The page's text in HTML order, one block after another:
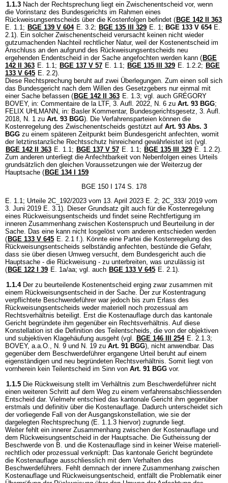
1.1.3 Nach der Rechtsprechung liegt ein Zwischenentscheid vor, wenn
die Vorinstanz des Bundesgerichts im Rahmen eines
Rückweisungsentscheids über die Kostenfolgen befindet ( BGE 142 II 363
E. 1.1; BGE 139 V 604 E. 3.2; BGE 135 III 329 E. 1; BGE 133 V 654E.
2.1). Ein solcher Zwischenentscheid verursacht keinen nicht wieder
gutzumachenden Nachteil rechtlicher Natur, weil der Kostenentscheid im
Anschluss an den aufgrund des Rückweisungsentscheids neu
ergehenden Endentscheid in der Sache angefochten werden kann ( BGE
142 II 363 E. 1.1; BGE 137 V 57 E. 1.1; BGE 135 III 329 E. 1.2.2; BGE
133 V 645 E. 2.2).
Diese Rechtsprechung beruht auf zwei Überlegungen. Zum einen soll sich
das Bundesgericht nach dem Willen des Gesetzgebers nur einmal mit
einer Sache befassen ( BGE 142 II 363 E. 1.3; vgl. auch GRÉGORY
BOVEY, in: Commentaire de la LTF, 3. Aufl. 2022, N. 6 zu Art. 93 BGG;
FELIX UHLMANN, in: Basler Kommentar, Bundesgerichtsgesetz, 3. Aufl.
2018, N. 1 zu Art. 93 BGG). Die Verfahrensparteien können die
Kostenregelung des Zwischenentscheids gestützt auf Art. 93 Abs. 3
BGG zu einem späteren Zeitpunkt beim Bundesgericht anfechten, womit
der letztinstanzliche Rechtsschutz hinreichend gewährleistet ist (vgl.
BGE 142 II 363 E. 1.1; BGE 137 V 57 E. 1.1; BGE 135 III 329 E. 1.2.2).
Zum anderen unterliegt die Anfechtbarkeit von Nebenfolgen eines Urteils
grundsätzlich den gleichen Voraussetzungen wie der Weiterzug der
Hauptsache ( BGE 134 I 159
BGE 150 I 174 S. 178
E. 1.1; Urteile 2C_192/2023 vom 13. April 2023 E. 2; 2C_333/ 2019 vom
3. Juni 2019 E. 3.1). Dieser Grundsatz gilt auch für die Kostenregelung
eines Rückweisungsentscheids und findet seine Rechtfertigung im
inneren Zusammenhang zwischen Kostenspruch und Beurteilung in der
Sache. Das eine kann nicht losgelöst vom anderen entschieden werden
( BGE 133 V 645 E. 2.1 f.). Könnte eine Partei die Kostenregelung des
Rückweisungsentscheids selbständig anfechten, bestünde die Gefahr,
dass sie über diesen Umweg versucht, dem Bundesgericht auch die
Hauptsache - die Rückweisung - zu unterbreiten, was unzulässig ist
( BGE 122 I 39 E. 1a/aa; vgl. auch BGE 133 V 645 E. 2.1).
1.1.4 Der zu beurteilende Kostenentscheid erging zwar zusammen mit
einem Rückweisungsentscheid in der Sache. Der zur Kostentragung
verpflichtete Beschwerdeführer war jedoch bis zum Erlass des
Rückweisungsentscheids weder materiell noch prozessual am
Rechtsverhältnis beteiligt. Erst die Kostenauflage durch das kantonale
Gericht begründete ihm gegenüber ein Rechtsverhältnis. Auf diese
Konstellation ist die Definition des Teilentscheids, die von der objektiven
und subjektiven Klagehäufung ausgeht (vgl. BGE 146 III 254 E. 2.1.3;
BOVEY, a.a.O., N. 9 und N. 19 zu Art. 91 BGG), nicht anwendbar. Das
gegenüber dem Beschwerdeführer ergangene Urteil beruht auf einem
eigenständigen und neu begründeten Rechtsverhältnis. Somit liegt von
vornherein kein Teilentscheid im Sinn von Art. 91 BGG vor.
1.1.5 Die Rückweisung stellt im Verhältnis zum Beschwerdeführer nicht
einen weiteren Schritt auf dem Weg zu einem verfahrensabschliessenden
Entscheid dar. Vielmehr entschied das kantonale Gericht ihm gegenüber
erstmals und definitiv über die Kostenauflage. Dadurch unterscheidet sich
der vorliegende Fall von der Ausgangskonstellation, wie sie der
dargelegten Rechtsprechung (E. 1.1.3 hiervor) zugrunde liegt.
Weiter fehlt ein innerer Zusammenhang zwischen der Kostenauflage und
dem Rückweisungsentscheid in der Hauptsache. Die Gutheissung der
Beschwerde von B. und die Kostenauflage sind in keiner Weise materiell-
rechtlich oder prozessual verknüpft: Das kantonale Gericht begründete
die Kostenauflage ausschliesslich mit dem Verhalten des
Beschwerdeführers. Fehlt demnach der innere Zusammenhang zwischen
Kostenauflage und Rückweisungsentscheid, entfällt die Problematik einer